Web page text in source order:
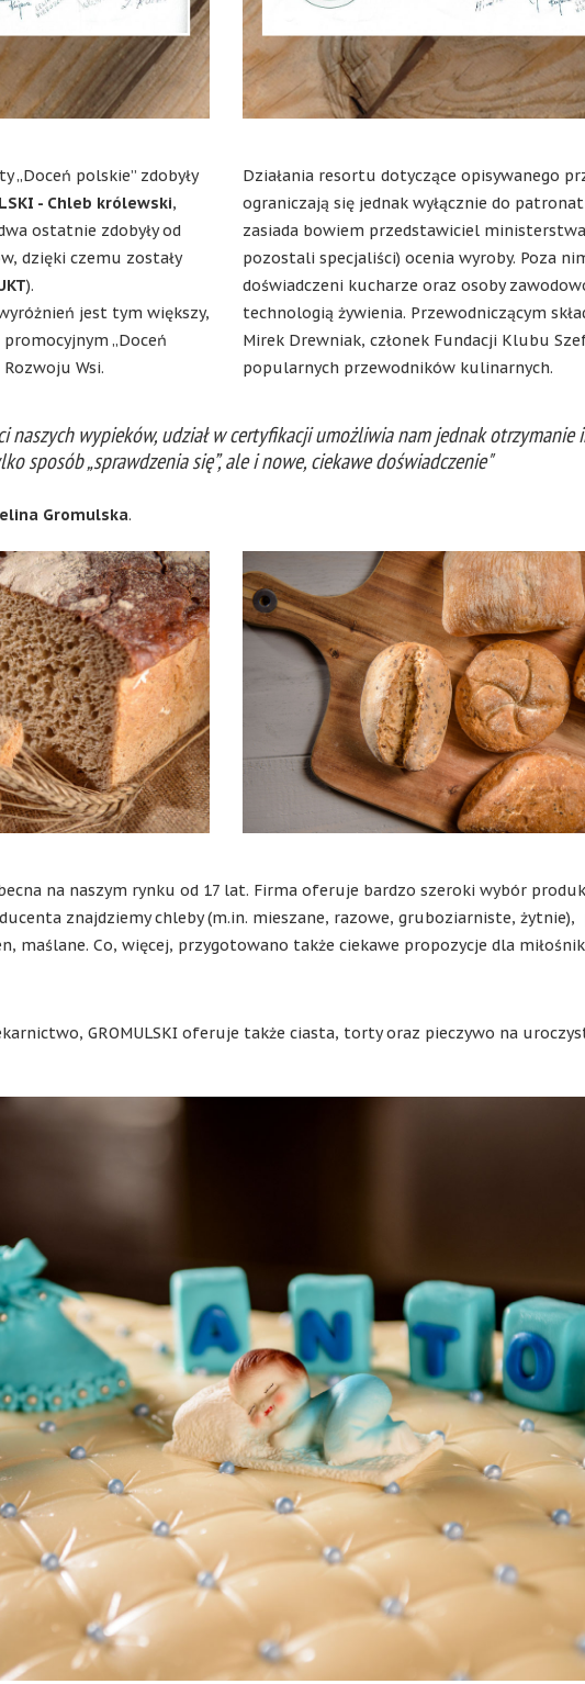
polskie” zdobyły
- Chleb królewski,
ostatnie zdobyły od
dzięki czemu zostały
).
jest tym większy,
„Doceń
Wsi.
Działania resortu dotyczące opisywanego
ograniczają się jednak wyłącznie do
zasiada bowiem przedstawiciel
pozostali specjaliści) ocenia wyroby. Poza
doświadczeni kucharze oraz osoby
technologią żywienia. Przewodniczącym
Mirek Drewniak, członek Fundacji Klubu
popularnych przewodników kulinarnych.
naszych wypieków, udział w certyfikacji umożliwia nam jednak
sposób „sprawdzenia się”, ale i nowe, ciekawe doświadczenie"
Gromulska.
na naszym rynku od 17 lat. Firma oferuje bardzo szeroki wybór
znajdziemy chleby (m.in. mieszane, razowe, gruboziarniste,
maślane. Co, więcej, przygotowano także ciekawe propozycje dla
GROMULSKI oferuje także ciasta, torty oraz pieczywo na